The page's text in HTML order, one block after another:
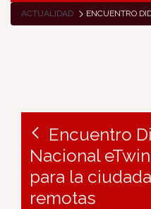
ACTUALIDAD ENCUENTRO DIDÁCTICO NACIONAL ETWINNING: EDUCACIÓN PARA LA
Encuentro
Nacional
para la
remotas